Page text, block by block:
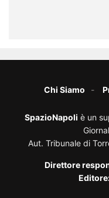
Chi Siamo
SpazioNapoli è un
Aut. Tribunale di
Direttore